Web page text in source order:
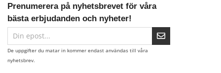
Prenumerera på nyhetsbrevet för våra
bästa erbjudanden och nyheter!
De uppgifter du matar in kommer endast användas till våra
nyhetsbrev.